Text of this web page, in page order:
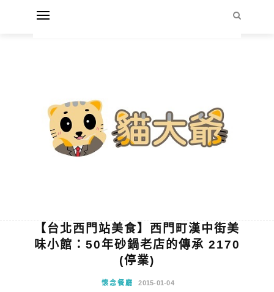
【台北西門站美食】西門町漢中街美
味小館：50年砂鍋老店的傳承 2170
(停業)
懷念餐廳 2015-01-04